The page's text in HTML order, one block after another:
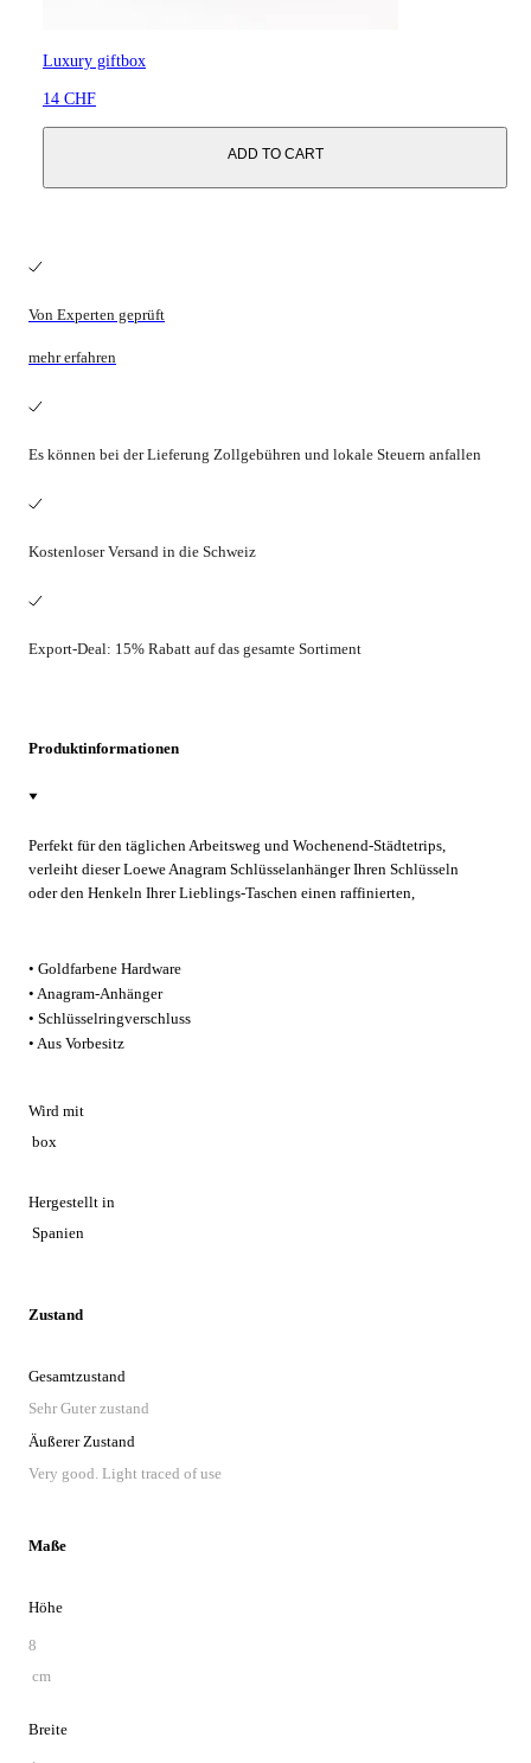
Luxury giftbox
14 CHF
ADD TO CART
Von Experten geprüft
mehr erfahren
Es können bei der Lieferung Zollgebühren und lokale Steuern anfallen
Kostenloser Versand in die Schweiz
Export-Deal: 15% Rabatt auf das gesamte Sortiment
Produktinformationen
Perfekt für den täglichen Arbeitsweg und Wochenend-Städtetrips,
verleiht dieser Loewe Anagram Schlüsselanhänger Ihren Schlüsseln
oder den Henkeln Ihrer Lieblings-Taschen einen raffinierten,
• Goldfarbene Hardware
• Anagram-Anhänger
• Schlüsselringverschluss
• Aus Vorbesitz
Wird mit
box
Hergestellt in
Spanien
Zustand
Gesamtzustand
Sehr Guter zustand
Äußerer Zustand
Very good. Light traced of use
Maße
Höhe
8
cm
Breite